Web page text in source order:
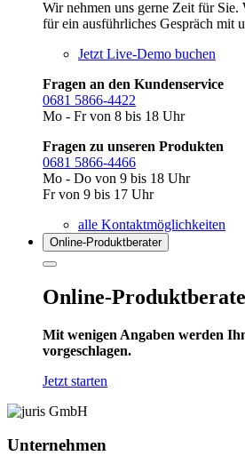
Wir nehmen uns gerne Zeit für Sie.
für ein ausführliches Gespräch mit
Jetzt Live-Demo buchen
Fragen an den Kundenservice
0681 5866-4422
Mo - Fr von 8 bis 18 Uhr
Fragen zu unseren Produkten
0681 5866-4466
Mo - Do von 9 bis 18 Uhr
Fr von 9 bis 17 Uhr
alle Kontaktmöglichkeiten
Online-Produkt­berater
Online-
Mit wenigen Angaben werden
vorgeschlagen.
Jetzt starten
Unternehmen